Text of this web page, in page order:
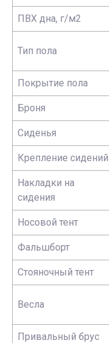
ПВХ дна, г/м2
Тип пола
Покрытие пола
Броня
Сиденья
Крепление сидений
Накладки на
сидения
Носовой тент
Фальшборт
Стояночный тент
Весла
Привальный брус